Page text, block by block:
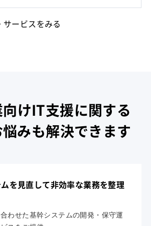
サービスをみる
向けIT支援に関する
悩みも解決できます
を見直して非効率な業務を整理
わせた基幹システムの開発・保守運